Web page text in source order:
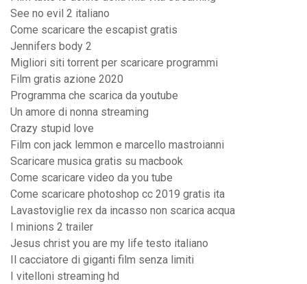
See no evil 2 italiano
Come scaricare the escapist gratis
Jennifers body 2
Migliori siti torrent per scaricare programmi
Film gratis azione 2020
Programma che scarica da youtube
Un amore di nonna streaming
Crazy stupid love
Film con jack lemmon e marcello mastroianni
Scaricare musica gratis su macbook
Come scaricare video da you tube
Come scaricare photoshop cc 2019 gratis ita
Lavastoviglie rex da incasso non scarica acqua
I minions 2 trailer
Jesus christ you are my life testo italiano
Il cacciatore di giganti film senza limiti
I vitelloni streaming hd